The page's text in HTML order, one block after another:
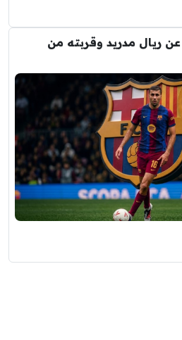
ريال مدريد وقربته من